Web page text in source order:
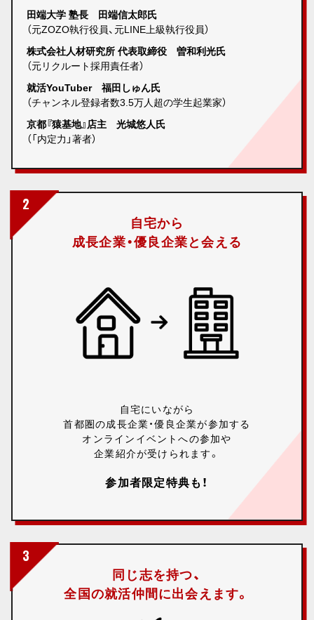
田端大学 塾長 田端信太郎氏
（元ZOZO執行役員、元LINE上級執行役員）
株式会社人材研究所 代表取締役 曽和利光氏
（元リクルート採用責任者）
就活YouTuber 福田しゅん氏
（チャンネル登録者数3.5万人超の学生起業家）
京都『猿基地』店主 光城悠人氏
（「内定力」著者）
2
自宅から
成長企業・優良企業と会える
自宅にいながら
首都圏の成長企業・優良企業が参加する
オンラインイベントへの参加や
企業紹介が受けられます。
参加者限定特典も！
3
同じ志を持つ、
全国の就活仲間に出会えます。